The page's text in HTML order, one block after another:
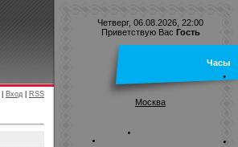
Вход RSS
Четверг, 06.08.2026, 22:00
Приветствую Вас Гость
Часы
Москва